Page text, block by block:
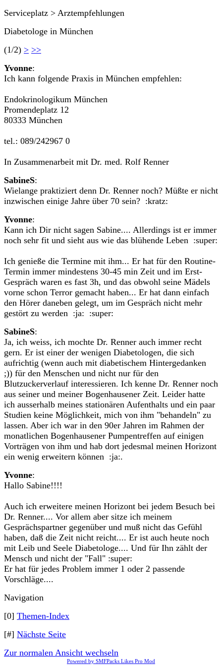
Serviceplatz > Arztempfehlungen
Diabetologe in München
(1/2) > >>
Yvonne:
Ich kann folgende Praxis in München empfehlen:
Endokrinologikum München
Promendeplatz 12
80333 München
tel.: 089/242967 0
In Zusammenarbeit mit Dr. med. Rolf Renner
SabineS:
Wielange praktiziert denn Dr. Renner noch? Müßte er nicht
inzwischen einige Jahre über 70 sein? :kratz:
Yvonne:
Kann ich Dir nicht sagen Sabine.... Allerdings ist er immer
noch sehr fit und sieht aus wie das blühende Leben :super:
Ich genieße die Termine mit ihm... Er hat für den Routine-
Termin immer mindestens 30-45 min Zeit und im Erst-
Gespräch waren es fast 3h, und das obwohl seine Mädels
vorne schon Terror gemacht haben... Er hat dann einfach
den Hörer daneben gelegt, um im Gespräch nicht mehr
gestört zu werden :ja: :super:
SabineS:
Ja, ich weiss, ich mochte Dr. Renner auch immer recht
gern. Er ist einer der wenigen Diabetologen, die sich
aufrichtig (wenn auch mit diabetischem Hintergedanken
;)) für den Menschen und nicht nur für den
Blutzuckerverlauf interessieren. Ich kenne Dr. Renner noch
aus seiner und meiner Bogenhausener Zeit. Leider hatte
ich ausserhalb meines stationären Aufenthalts und ein paar
Studien keine Möglichkeit, mich von ihm "behandeln" zu
lassen. Aber ich war in den 90er Jahren im Rahmen der
monatlichen Bogenhausener Pumpentreffen auf einigen
Vorträgen von ihm und hab dort jedesmal meinen Horizont
ein wenig erweitern können :ja:.
Yvonne:
Hallo Sabine!!!!
Auch ich erweitere meinen Horizont bei jedem Besuch bei
Dr. Renner.... Vor allem aber sitze ich meinem
Gesprächspartner gegenüber und muß nicht das Gefühl
haben, daß die Zeit nicht reicht.... Er ist auch heute noch
mit Leib und Seele Diabetologe.... Und für Ihn zählt der
Mensch und nicht der "Fall" :super:
Er hat für jedes Problem immer 1 oder 2 passende
Vorschläge....
Navigation
[0] Themen-Index
[#] Nächste Seite
Zur normalen Ansicht wechseln
Powered by SMFPacks Likes Pro Mod